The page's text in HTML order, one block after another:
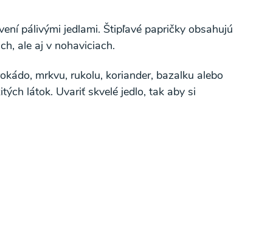
pálivými jedlami. Štipľavé papričky obsahujú
ale aj v nohaviciach.
mrkvu, rukolu, koriander, bazalku alebo
látok. Uvariť skvelé jedlo, tak aby si